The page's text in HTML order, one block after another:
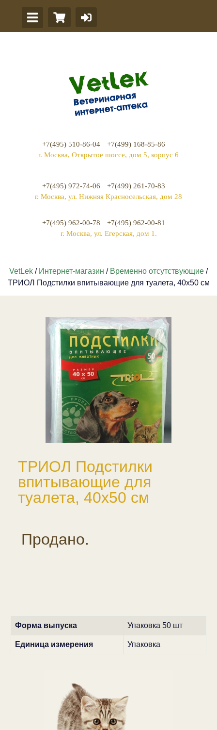
+7(495) 510-86-04
+7(499) 168-85-86
г. Москва, Открытое шоссе, дом 5, корпус 6
+7(495) 972-74-06
+7(499) 261-70-83
г. Москва, ул. Нижняя Красносельская, дом 28
+7(495) 962-00-78
+7(495) 962-00-81
г. Москва, ул. Егерская, дом 1.
VetLek / Интернет-магазин / Временно отсутствующие /
ТРИОЛ Подстилки впитывающие для туалета, 40х50 см
ТРИОЛ Подстилки
впитывающие для
туалета, 40х50 см
Продано.
Форма выпуска Упаковка 50 шт
Единица измерения Упаковка